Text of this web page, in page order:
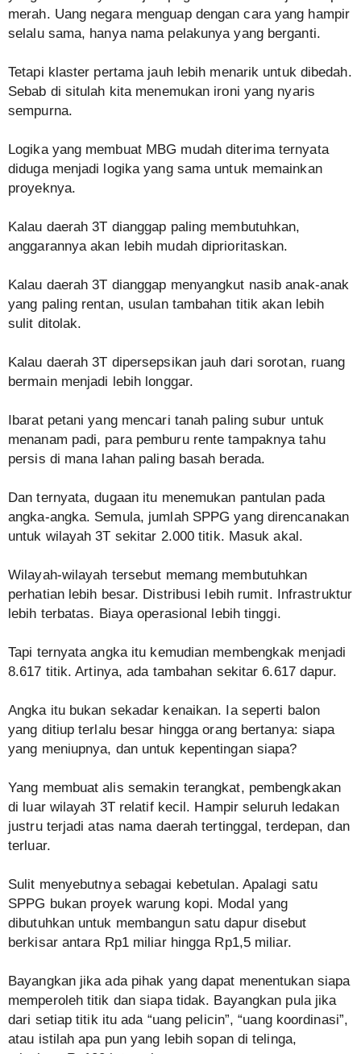
merah. Uang negara menguap dengan cara yang hampir
selalu sama, hanya nama pelakunya yang berganti.
Tetapi klaster pertama jauh lebih menarik untuk dibedah.
Sebab di situlah kita menemukan ironi yang nyaris
sempurna.
Logika yang membuat MBG mudah diterima ternyata
diduga menjadi logika yang sama untuk memainkan
proyeknya.
Kalau daerah 3T dianggap paling membutuhkan,
anggarannya akan lebih mudah diprioritaskan.
Kalau daerah 3T dianggap menyangkut nasib anak-anak
yang paling rentan, usulan tambahan titik akan lebih
sulit ditolak.
Kalau daerah 3T dipersepsikan jauh dari sorotan, ruang
bermain menjadi lebih longgar.
Ibarat petani yang mencari tanah paling subur untuk
menanam padi, para pemburu rente tampaknya tahu
persis di mana lahan paling basah berada.
Dan ternyata, dugaan itu menemukan pantulan pada
angka-angka. Semula, jumlah SPPG yang direncanakan
untuk wilayah 3T sekitar 2.000 titik. Masuk akal.
Wilayah-wilayah tersebut memang membutuhkan
perhatian lebih besar. Distribusi lebih rumit. Infrastruktur
lebih terbatas. Biaya operasional lebih tinggi.
Tapi ternyata angka itu kemudian membengkak menjadi
8.617 titik. Artinya, ada tambahan sekitar 6.617 dapur.
Angka itu bukan sekadar kenaikan. Ia seperti balon
yang ditiup terlalu besar hingga orang bertanya: siapa
yang meniupnya, dan untuk kepentingan siapa?
Yang membuat alis semakin terangkat, pembengkakan
di luar wilayah 3T relatif kecil. Hampir seluruh ledakan
justru terjadi atas nama daerah tertinggal, terdepan, dan
terluar.
Sulit menyebutnya sebagai kebetulan. Apalagi satu
SPPG bukan proyek warung kopi. Modal yang
dibutuhkan untuk membangun satu dapur disebut
berkisar antara Rp1 miliar hingga Rp1,5 miliar.
Bayangkan jika ada pihak yang dapat menentukan siapa
memperoleh titik dan siapa tidak. Bayangkan pula jika
dari setiap titik itu ada “uang pelicin”, “uang koordinasi”,
atau istilah apa pun yang lebih sopan di telinga,